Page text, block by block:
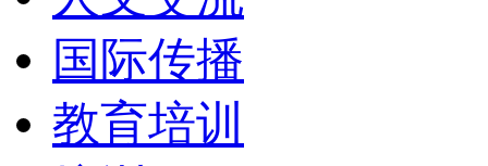
国际传播
教育培训